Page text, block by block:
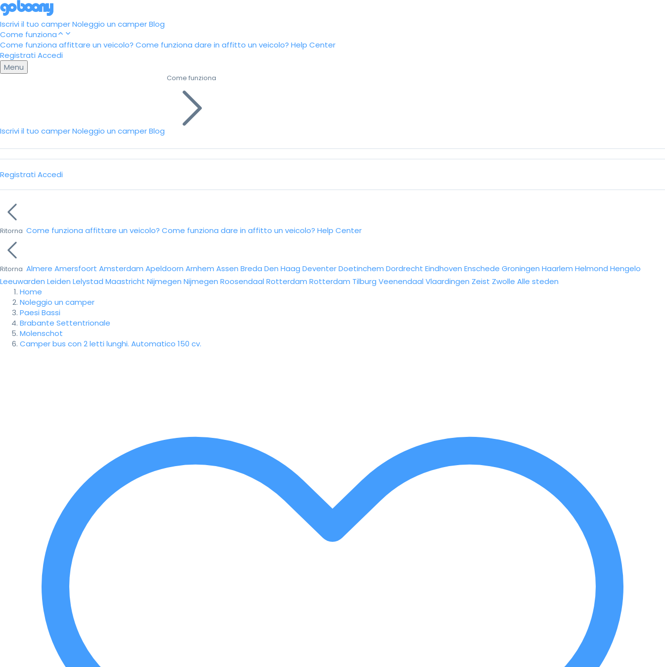
Iscrivi il tuo camperNoleggio un camperBlog
Come funziona
Come funziona affittare un veicolo? Come funziona dare in affitto un veicolo? Help Center
Registrati Accedi
Menu
Iscrivi il tuo camperNoleggio un camperBlog
Come funziona
Registrati Accedi
Ritorna Come funziona affittare un veicolo? Come funziona dare in affitto un veicolo? Help Center
Ritorna Almere Amersfoort Amsterdam Apeldoorn Arnhem Assen Breda Den Haag DeventerDoetinchem Dordrecht Eindhoven Enschede Groningen Haarlem Helmond Hengelo
Leeuwarden Leiden Lelystad Maastricht Nijmegen Nijmegen Roosendaal Rotterdam Rotterdam Tilburg Veenendaal Vlaardingen Zeist Zwolle Alle steden
Home
Noleggio un camper
Paesi Bassi
Brabante Settentrionale
Molenschot
Camper bus con 2 letti lunghi. Automatico 150 cv.